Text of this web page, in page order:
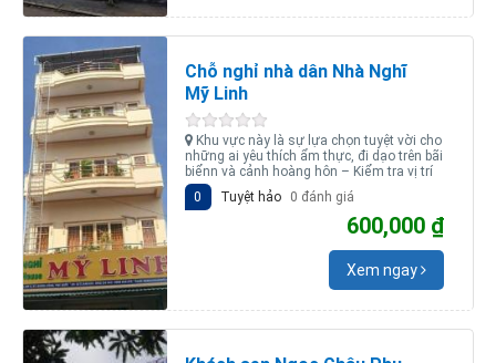
Chỗ nghỉ nhà dân Nhà Nghĩ
Mỹ Linh
Khu vực này là sự lựa chọn tuyệt vời cho
những ai yêu thích ẩm thực, đi dạo trên bãi
biểnn và cảnh hoàng hôn – Kiểm tra vị trí
Tuyệt hảo
0 đánh giá
0
600,000 ₫
Xem ngay